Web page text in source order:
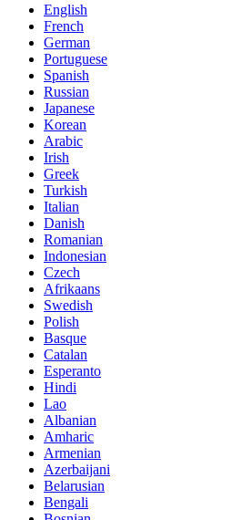
English
French
German
Portuguese
Spanish
Russian
Japanese
Korean
Arabic
Irish
Greek
Turkish
Italian
Danish
Romanian
Indonesian
Czech
Afrikaans
Swedish
Polish
Basque
Catalan
Esperanto
Hindi
Lao
Albanian
Amharic
Armenian
Azerbaijani
Belarusian
Bengali